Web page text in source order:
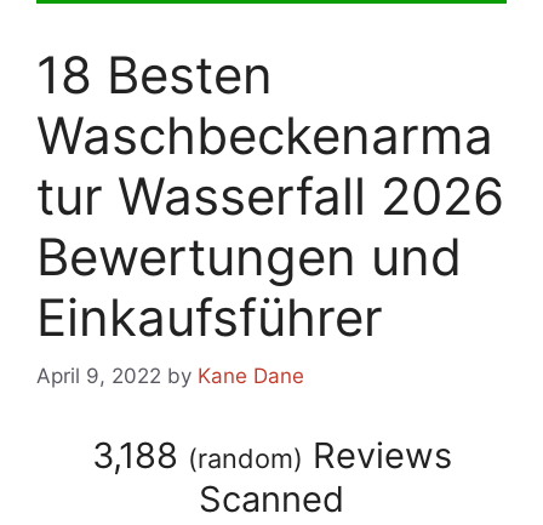
18 Besten
Waschbeckenarma
tur Wasserfall 2026
Bewertungen und
Einkaufsführer
April 9, 2022 by Kane Dane
3,188 (random) Reviews
Scanned